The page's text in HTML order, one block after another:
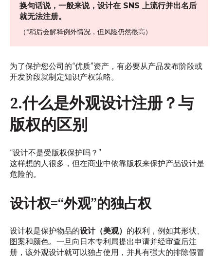
换句话说，一般来说，设计在 SNS 上流行并出名后
就无法注册。
（*稍后会解释例外情况，但风险仍然很高）
为了保护您公司的“优质”资产，有必要从产品发布阶段或
开发阶段就制定知识产权策略。
2.什么是外观设计注册？与
版权的区别
“设计不是受版权保护吗？”
这样想的人很多，但在商业中依靠版权来保护产品设计是
危险的。
设计权=“外观”的独占权
设计权是保护物品的设计（美观） 的权利，例如其形状、
图案和颜色。一旦向日本专利局提出申请并经审查后注
册，该外观设计就可以独占使用，并具有强大的排除假冒